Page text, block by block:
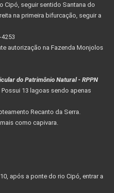
Cipó, seguir sentido Santana do
na primeira bifurcação, seguir a
autorização na Fazenda Monjolos
do Patrimônio Natural - RPPN
13 lagoas sendo apenas
Recanto da Serra.
como capivara.
após a ponte do rio Cipó, entrar a